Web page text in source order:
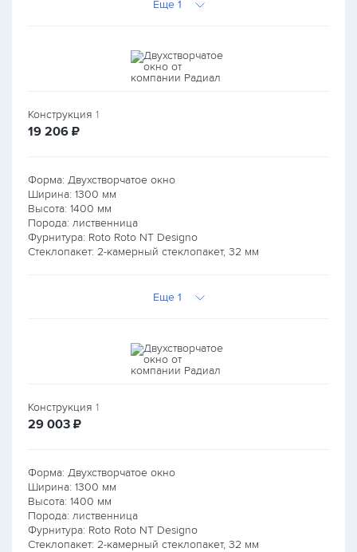
Еще 1
Конструкция 1
19 206 руб.
₽
Форма: Двухстворчатое окно
Ширина: 1300 мм
Высота: 1400 мм
Порода: лиственница
Фурнитура: Roto Roto NT Designo
Стеклопакет: 2-камерный стеклопакет, 32 мм
Еще 1
Конструкция 1
29 003 руб.
₽
Форма: Двухстворчатое окно
Ширина: 1300 мм
Высота: 1400 мм
Порода: лиственница
Фурнитура: Roto Roto NT Designo
Стеклопакет: 2-камерный стеклопакет, 32 мм